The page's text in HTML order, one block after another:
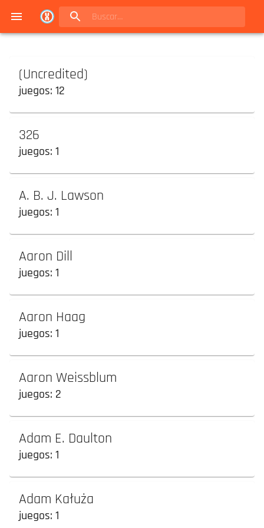
(Uncredited)
juegos: 12
326
juegos: 1
A. B. J. Lawson
juegos: 1
Aaron Dill
juegos: 1
Aaron Haag
juegos: 1
Aaron Weissblum
juegos: 2
Adam E. Daulton
juegos: 1
Adam Kałuża
juegos: 1
Navigated to Juegos de mesa en Buenos Aires | Conexión Berlín - Catálogo